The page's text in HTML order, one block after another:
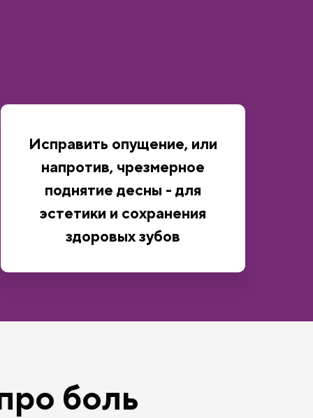
Исправить опущение, или
напротив, чрезмерное
поднятие десны - для
эстетики и сохранения
здоровых зубов
боль